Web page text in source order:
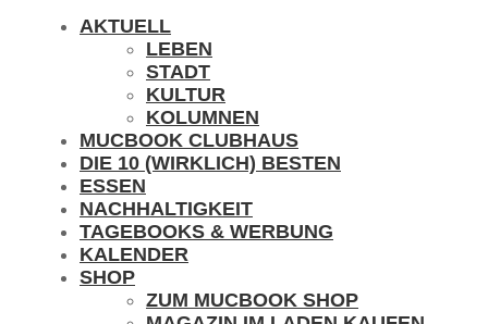
AKTUELL
LEBEN
STADT
KULTUR
KOLUMNEN
MUCBOOK CLUBHAUS
DIE 10 (WIRKLICH) BESTEN
ESSEN
NACHHALTIGKEIT
TAGEBOOKS & WERBUNG
KALENDER
SHOP
ZUM MUCBOOK SHOP